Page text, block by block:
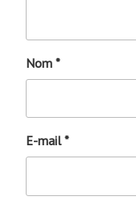
Nom *
E-mail*